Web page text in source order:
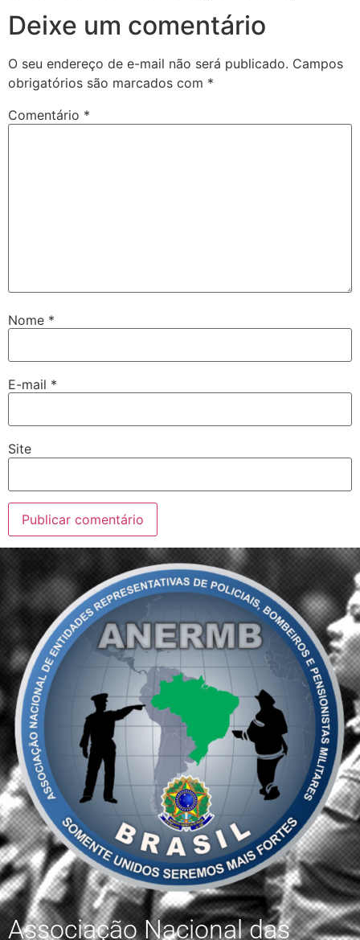
Deixe um comentário
O seu endereço de e-mail não será publicado. Campos
obrigatórios são marcados com *
Comentário *
Nome *
E-mail *
Site
Associação Nacional das